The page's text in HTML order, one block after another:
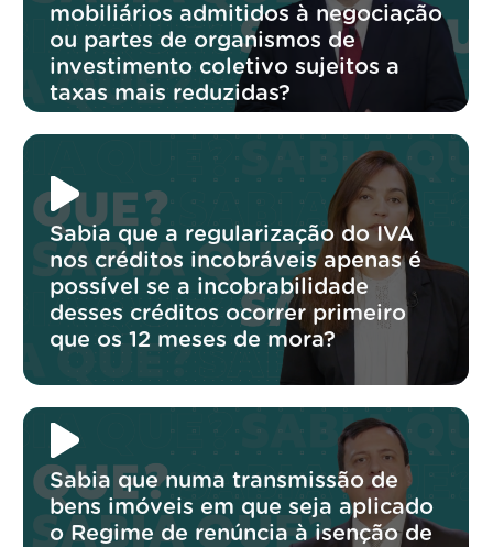
mobiliários admitidos à negociação
ou partes de organismos de
investimento coletivo sujeitos a
taxas mais reduzidas?
Sabia que a regularização do IVA
nos créditos incobráveis apenas é
possível se a incobrabilidade
desses créditos ocorrer primeiro
que os 12 meses de mora?
Sabia que numa transmissão de
bens imóveis em que seja aplicado
o Regime de renúncia à isenção de